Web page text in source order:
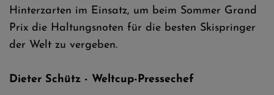
Hinterzarten im Einsatz, um beim Sommer Grand
Prix die Haltungsnoten für die besten Skispringer
der Welt zu vergeben.
Dieter Schütz - Weltcup-Pressechef